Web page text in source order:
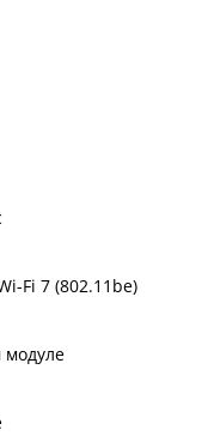
Fi 7 (802.11be)
модуле